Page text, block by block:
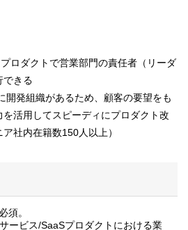
ロダクトで営業部門の責任者（リーダ
できる
発組織があるため、顧客の要望をも
活用してスピーディにプロダクト改
社内在籍数150人以上）
須。
サービス/SaaSプロダクトにおける業